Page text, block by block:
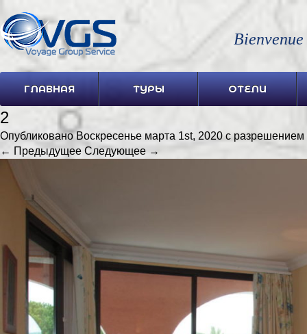
ГЛАВНАЯ ТУРЫ ОТЕЛИ
2
ОпубликованоВоскресенье марта 1st, 2020 с разрешением
← Предыдущее Следующее →